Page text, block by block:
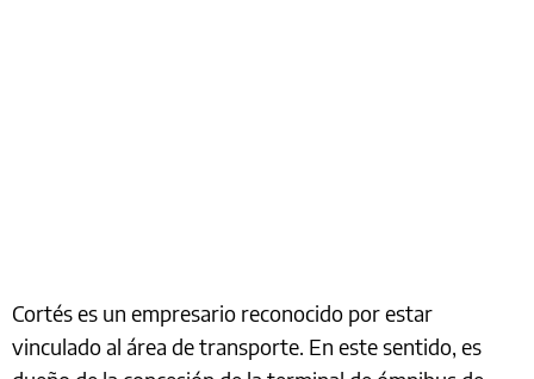
Cortés es un empresario reconocido por estar
vinculado al área de transporte. En este sentido, es